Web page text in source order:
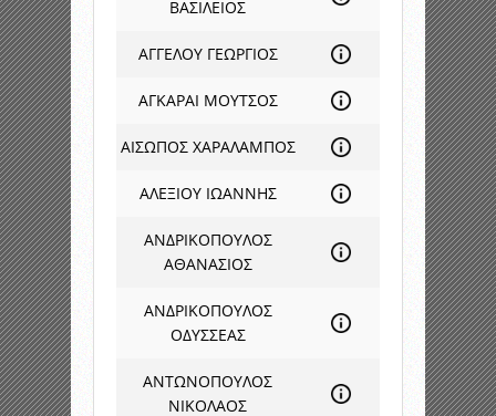
ΒΑΣΙΛΕΙΟΣ
ΑΓΓΕΛΟΥ ΓΕΩΡΓΙΟΣ
ΑΓΚΑΡΑΙ ΜΟΥΤΣΟΣ
ΑΙΣΩΠΟΣ ΧΑΡΑΛΑΜΠΟΣ
ΑΛΕΞΙΟΥ ΙΩΑΝΝΗΣ
ΑΝΔΡΙΚΟΠΟΥΛΟΣ
ΑΘΑΝΑΣΙΟΣ
ΑΝΔΡΙΚΟΠΟΥΛΟΣ
ΟΔΥΣΣΕΑΣ
ΑΝΤΩΝΟΠΟΥΛΟΣ
ΝΙΚΟΛΑΟΣ